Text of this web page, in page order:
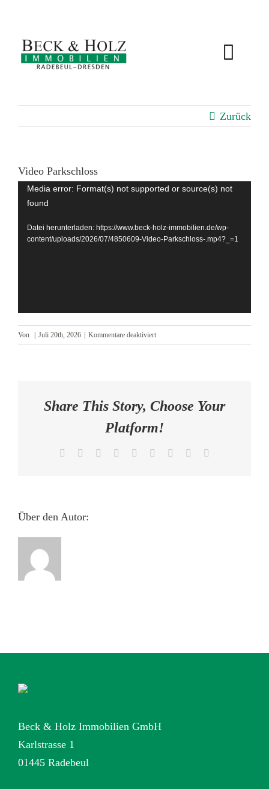
springen
BEWERTUNG
SERVICE
ÜBER UNS
KONTAKT
Zurück
Video Parkschloss
Video-
Player
Media error: Format(s) not supported or source(s) not
found
Datei herunterladen: https://www.beck-holz-immobilien.de/wp-
content/uploads/2026/07/4850609-Video-Parkschloss-.mp4?_=1
Von | Juli 20th, 2026 | Kommentare deaktiviertfür
Video
Share This Story, Choose Your
Platform!
Facebook Reddit LinkedInWhatsApp
TumblrPinterest
Über den Autor:
Beck & Holz Immobilien GmbH
Karlstrasse 1
01445 Radebeul